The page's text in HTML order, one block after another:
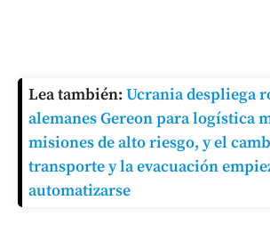
Lea también: Ucrania despliega
alemanes Gereon para logística
misiones de alto riesgo, y el
transporte y la evacuación
automatizarse